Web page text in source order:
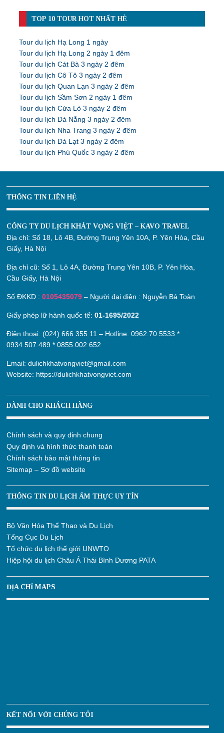
TOP 10 TOUR HOT NHẤT HÈ
Tour du lịch Hạ Long 1 ngày
Tour du lịch Hạ Long 2 ngày 1 đêm
Tour du lịch Cát Bà 3 ngày 2 đêm
Tour du lịch Cô Tô 3 ngày 2 đêm
Tour du lịch Quan Lạn 3 ngày 2 đêm
Tour du lịch Sầm Sơn 2 ngày 1 đêm
Tour du lịch Cửa Lò 3 ngày 2 đêm
Tour du lịch Đà Nẵng 3 ngày 2 đêm
Tour du lịch Nha Trang 3 ngày 2 đêm
Tour du lịch Đà Lạt 3 ngày 2 đêm
Tour du lịch Phú Quốc 3 ngày 2 đêm
THÔNG TIN LIÊN HỆ
CÔNG TY DU LỊCH KHÁT VỌNG VIỆT – KAVO TRAVEL
Địa chỉ:Số 18, Lô 4B, Đường Trung Yên 10A, P. Yên Hòa, Cầu
Giấy, Hà Nội
Địa chỉ cũ:Số 1, Lô 4A, Đường Trung Yên 10B, P. Yên Hòa,
Cầu Giấy, Hà Nội
Số ĐKKD :0105435079 – Người đại diện : Nguyễn Bá Toàn
Giấy phép lữ hành quốc tế:01-1695/2022
Điện thoại: (024) 666 355 11 – Hotline:0962.70.5533 *
0934.507.489 *0855.002.652
Email:dulichkhatvongviet@gmail.com
Website: https://dulichkhatvongviet.com
DÀNH CHO KHÁCH HÀNG
Chính sách và quy định chung
Quy định và hình thức thanh toán
Chính sách bảo mật thông tin
Sitemap – Sơ đồ website
THÔNG TIN DU LỊCH ẨM THỰC UY TÍN
Bộ Văn Hóa Thể Thao và Du Lịch
Tổng Cục Du Lịch
Tổ chức du lịch thế giới UNWTO
Hiệp hội du lịch Châu Á Thái Bình Dương PATA
ĐỊA CHỈ MAPS
KẾT NỐI VỚI CHÚNG TÔI